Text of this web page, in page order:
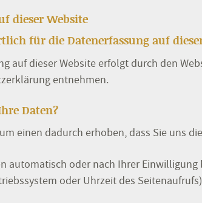
dieser Website
für die Datenerfassung auf
auf dieser Website erfolgt durch den
entnehmen.
Daten?
einen dadurch erhoben, dass Sie uns
automatisch oder nach Ihrer
oder Uhrzeit des